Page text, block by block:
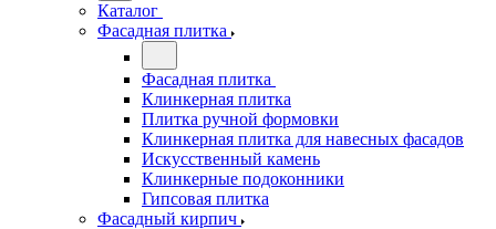
Каталог
Фасадная плитка
Фасадная плитка
Клинкерная плитка
Плитка ручной формовки
Клинкерная плитка для навесных фасадов
Искусственный камень
Клинкерные подоконники
Гипсовая плитка
Фасадный кирпич